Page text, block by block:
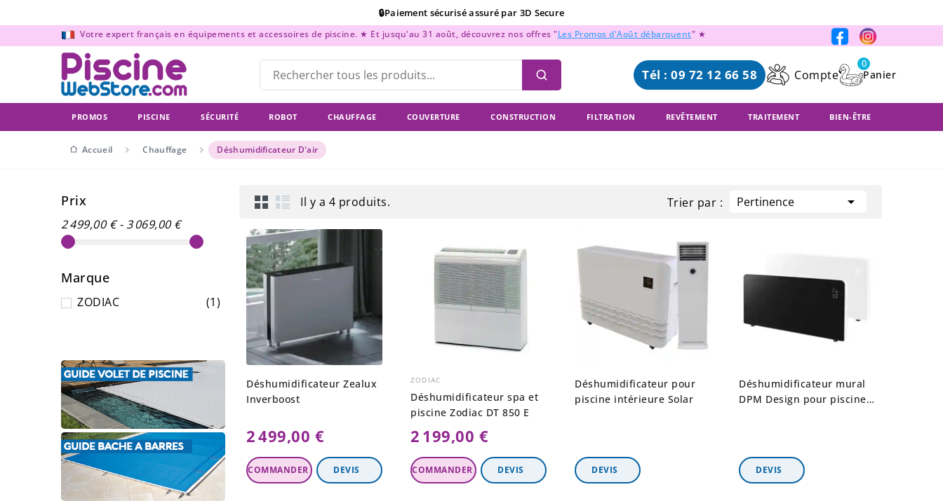
🔒Paiement sécurisé assuré par 3D Secure
📞Support Téléphonique : Du lundi au vendredi de 9h à 18h
💳Paiement en 2x, 3x, et 4x sans frais !
Votre expert français en équipements et accessoires de piscine. ★ Et jusqu'au 31 août, découvrez nos offres "Les Promos d'Août débarquent" ★
Tél : 09 72 12 66 58 Compte
0
PROMOS PISCINE SÉCURITÉ ROBOT CHAUFFAGE COUVERTURE CONSTRUCTION FILTRATION REVÊTEMENT TRAITEMENT BIEN-ÊTRE
Accueil Chauffage Déshumidificateur D'air
Prix
2 499,00 € - 3 069,00 €
Marque
ZODIAC (1)
Il y a 4 produits. Trier par : Pertinence 
Déshumidificateur Zealux
Inverboost
2 499,00 €
ZODIAC
Déshumidificateur spa et
piscine Zodiac DT 850 E
2 199,00 €
Déshumidificateur pour
piscine intérieure Solar
Déshumidificateur mural
DPM Design pour piscine